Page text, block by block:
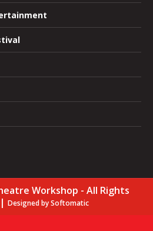
Workshop - All Rights
Designed bySoftomatic